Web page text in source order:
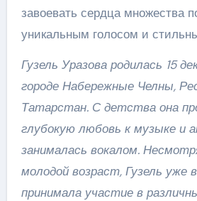
завоевать сердца множества
уникальным голосом и
Гузель Уразова родилась 15
городе Набережные Челны,
Татарстан. С детства она
глубокую любовь к музыке и
занималась вокалом.
молодой возраст, Гузель уже
принимала участие в